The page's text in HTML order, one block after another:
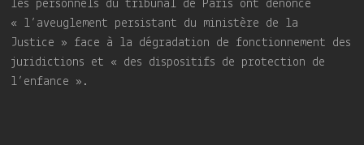
les personnels du tribunal de Paris ont dénoncé
« l’aveuglement persistant du ministère de la
Justice » face à la dégradation de fonctionnement des
juridictions et « des dispositifs de protection de
l’enfance ».